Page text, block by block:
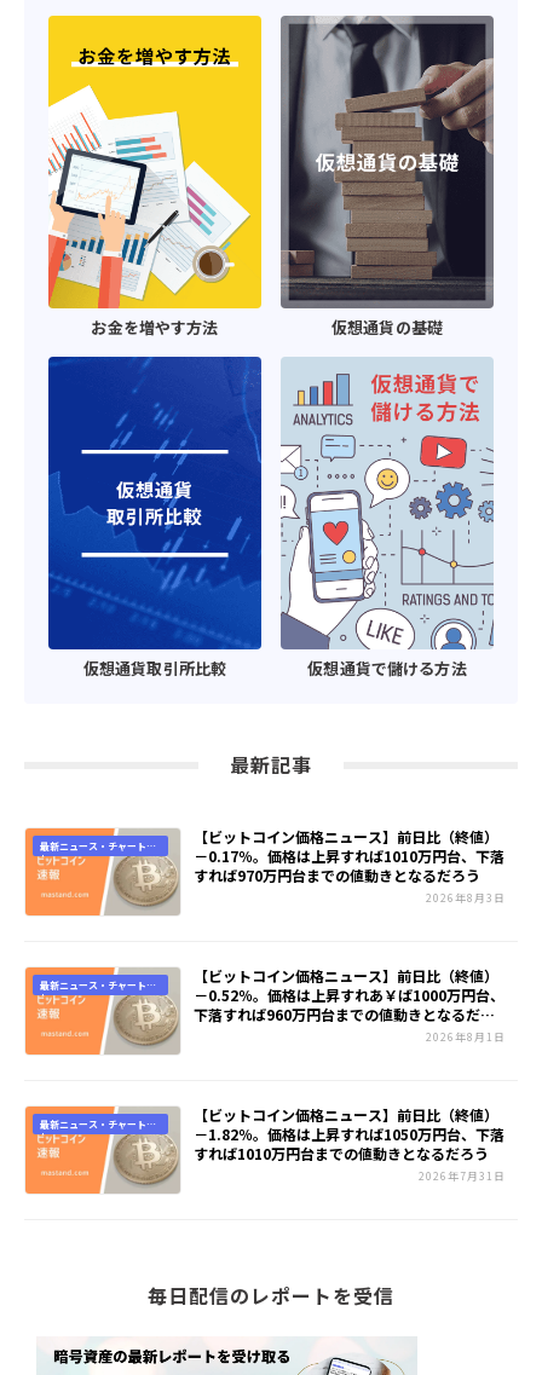
お金を増やす方法 仮想通貨の基礎
仮想通貨取引所比較 仮想通貨で儲ける方法
最新記事
最新ニュース・チャート速
報
【ビットコイン価格ニュース】前日比（終値）
－0.17％。価格は上昇すれば1010万円台、下落
すれば970万円台までの値動きとなるだろう
2026年8月3日
最新ニュース・チャート速
報
【ビットコイン価格ニュース】前日比（終値）
－0.52％。価格は上昇すれあ￥ば1000万円台、
下落すれば960万円台までの値動きとなるだろ
2026年8月1日
最新ニュース・チャート速
報
【ビットコイン価格ニュース】前日比（終値）
－1.82％。価格は上昇すれば1050万円台、下落
すれば1010万円台までの値動きとなるだろう
2026年7月31日
毎日配信のレポートを受信